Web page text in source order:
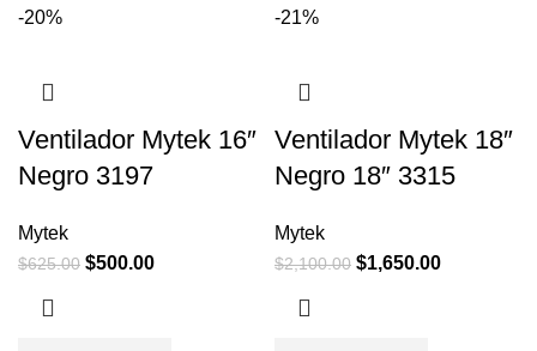
-20%
Ventilador Mytek 16″
Negro 3197
Mytek
$625.00 $500.00
-21%
Ventilador Mytek 18″
Negro 18″ 3315
Mytek
$2,100.00 $1,650.00